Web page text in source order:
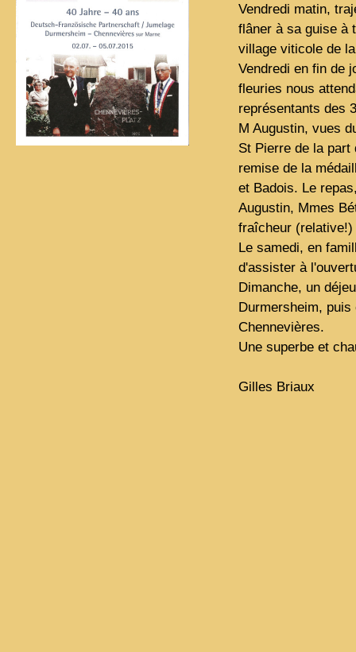
Vendredi matin,
flâner à sa guise à
village viticole de
Vendredi en fin de
fleuries nous
représentants des
M Augustin, vues
St Pierre de la
remise de la
et Badois. Le
Augustin, Mmes
fraîcheur (relative!)
Le samedi, en
d'assister à
Dimanche, un
Durmersheim,
Chennevières.
Une superbe et
Gilles Briaux